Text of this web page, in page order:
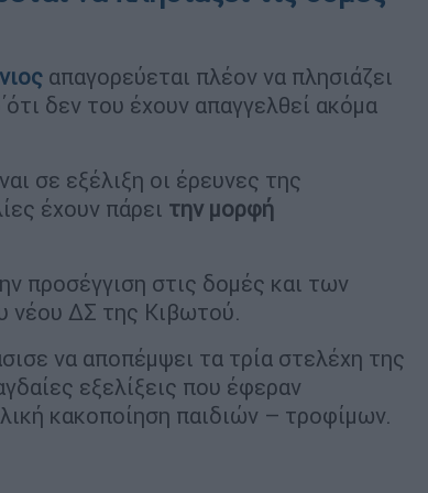
απαγορεύεται πλέον να πλησιάζει
δεν του έχουν απαγγελθεί ακόμα
σε εξέλιξη οι έρευνες της
έχουν πάρει την μορφή
προσέγγιση στις δομές και των
νέου ΔΣ της Κιβωτού.
να αποπέμψει τα τρία στελέχη της
εξελίξεις που έφεραν
κακοποίηση παιδιών – τροφίμων.